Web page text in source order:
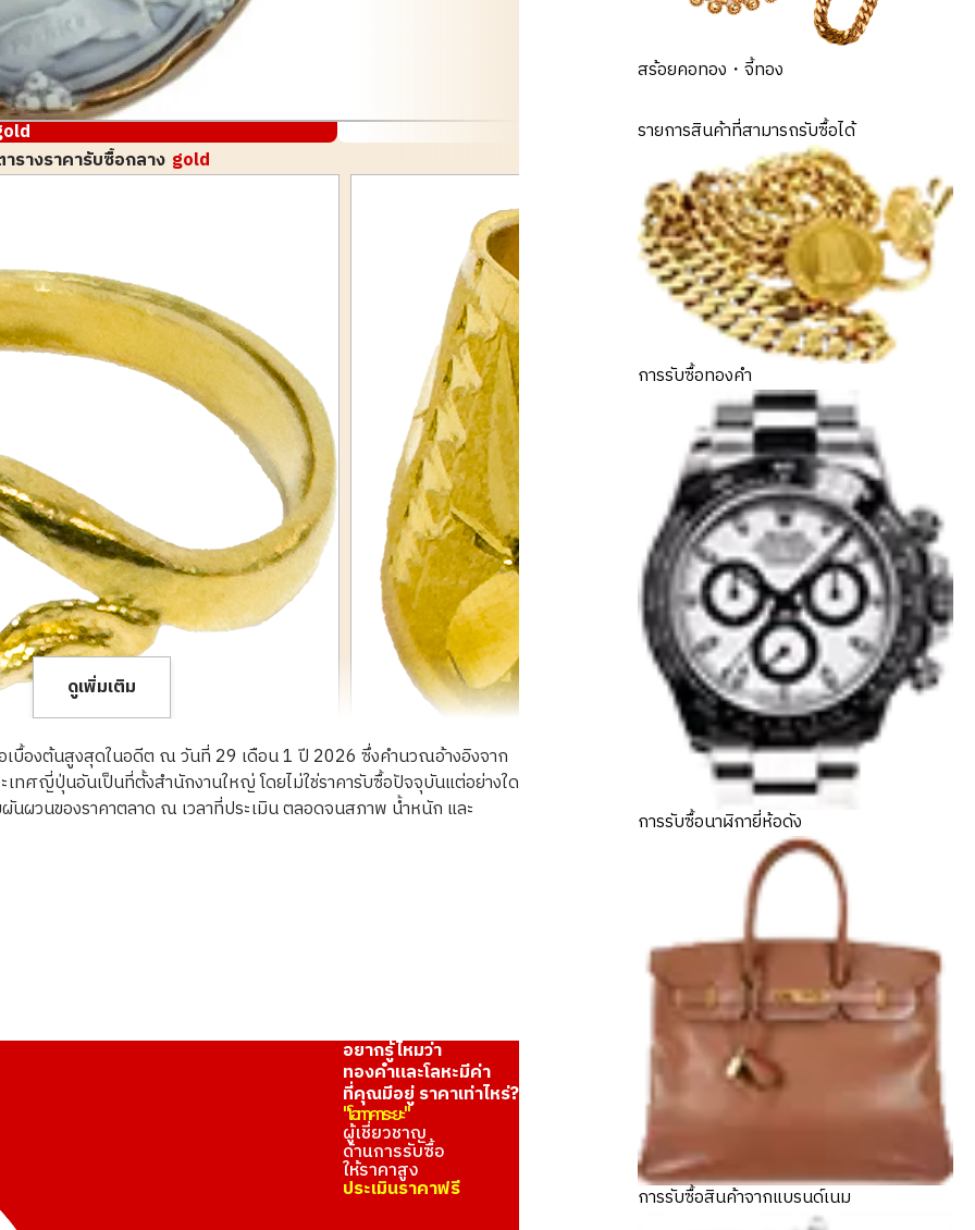
อุปกรณ์เสริมทองคำ
รางราคารับซื้อกลาง gold
ดูเพิ่มเติม
เบื้องต้นสูงสุดในอดีต ณ วันที่ 29 เดือน 1 ปี 2026 ซึ่งคำนวณอ้างอิงจาก
ทศญี่ปุ่นอันเป็นที่ตั้งสำนักงานใหญ่ โดยไม่ใช่ราคารับซื้อปัจจุบันแต่อย่างใด
นผวนของราคาตลาด ณ เวลาที่ประเมิน ตลอดจนสภาพ น้ำหนัก และ
อยากรู้ไหมว่า
ทองคำและโลหะมีค่า
ที่คุณมีอยู่ ราคาเท่าไหร่?
"โอทาคาระยะ"
ผู้เชี่ยวชาญ
ด้านการรับซื้อ
ให้ราคาสูง
ประเมินราคาฟรี
สร้อยคอทอง・จี้ทอง
รายการสินค้าที่สามารถรับซื้อได้
การรับซื้อทองคำ
การรับซื้อนาฬิกายี่ห้อดัง
การรับซื้อสินค้าจากแบรนด์เนม